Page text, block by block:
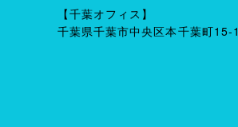
【千葉オフィス】
千葉県千葉市中央区本千葉町15-1